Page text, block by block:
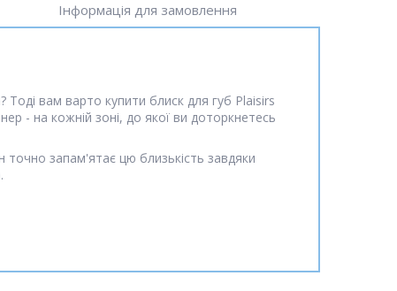
Інформація для замовлення
Тоді вам варто купити блиск для губ Plaisirs
- на кожній зоні, до якої ви доторкнетесь
точно запам'ятає цю близькість завдяки